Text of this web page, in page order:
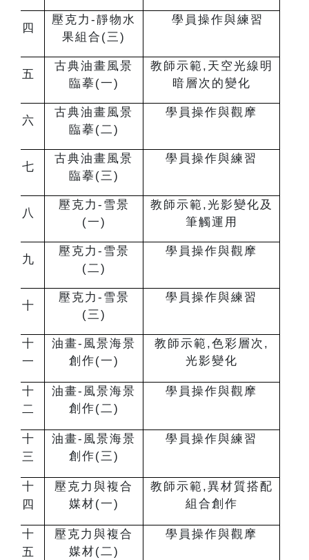
四
壓克力-靜物水
果組合(三)
學員操作與練習
五
古典油畫風景
臨摹(一)
教師示範,天空光線明
暗層次的變化
六
古典油畫風景
臨摹(二)
學員操作與觀摩
七
古典油畫風景
臨摹(三)
學員操作與練習
八
壓克力-雪景
(一)
教師示範,光影變化及
筆觸運用
九
壓克力-雪景
(二)
學員操作與觀摩
十
壓克力-雪景
(三)
學員操作與練習
十
一
油畫-風景海景
創作(一)
教師示範,色彩層次,
光影變化
十
二
油畫-風景海景
創作(二)
學員操作與觀摩
十
三
油畫-風景海景
創作(三)
學員操作與練習
十
四
壓克力與複合
媒材(一)
教師示範,異材質搭配
組合創作
十
五
壓克力與複合
媒材(二)
學員操作與觀摩